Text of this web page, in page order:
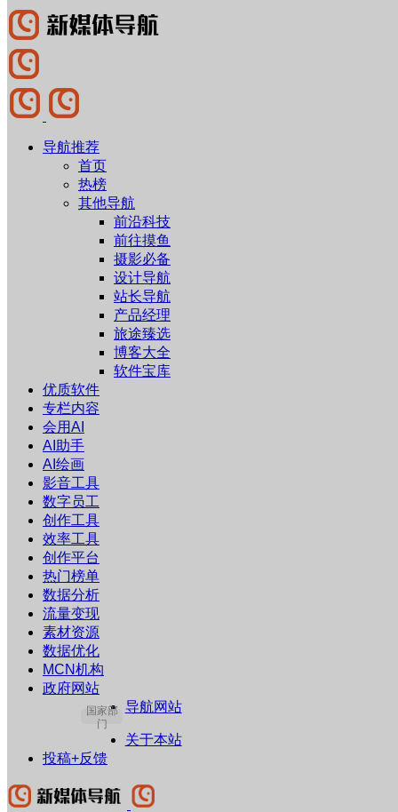
导航推荐
首页
热榜
其他导航
前沿科技
前往摸鱼
摄影必备
设计导航
站长导航
产品经理
旅途臻选
博客大全
软件宝库
优质软件
专栏内容
会用AI
AI助手
AI绘画
影音工具
数字员工
创作工具
效率工具
创作平台
热门榜单
数据分析
流量变现
素材资源
数据优化
MCN机构
政府网站
国家部
门
导航网站
关于本站
投稿+反馈